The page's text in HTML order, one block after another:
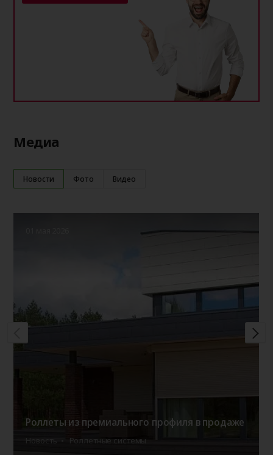
Медиа
Новости Фото Видео
Роллеты из премиального профиля в продаже
Новость Роллетные системы